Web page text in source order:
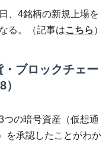
、4銘柄の新規上場を
る。（記事はこちら ）
ブロックチェー
の暗号資産（仮想通
を承認したことがわか